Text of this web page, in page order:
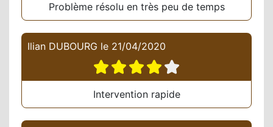
Problème résolu en très peu de temps
Ilian DUBOURG le 21/04/2020
Intervention rapide